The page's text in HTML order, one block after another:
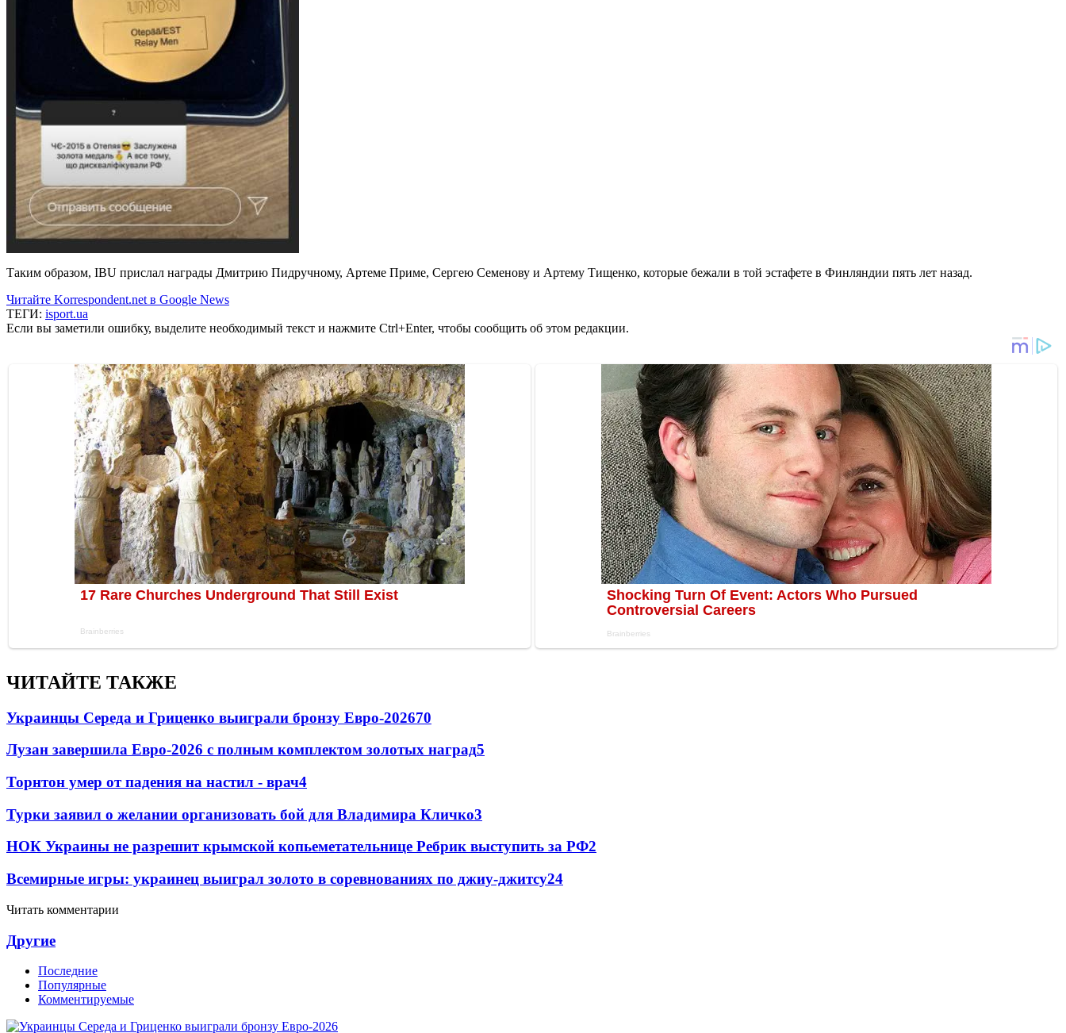
Таким образом, IBU прислал награды Дмитрию Пидручному, Артеме Приме, Сергею Семенову и Артему Тищенко, которые бежали в той эстафете в Финляндии пять лет назад.
Читайте Korrespondent.net в Google News
ТЕГИ: isport.ua
Если вы заметили ошибку, выделите необходимый текст и нажмите Ctrl+Enter, чтобы сообщить об этом редакции.
ЧИТАЙТЕ ТАКЖЕ
Украинцы Середа и Гриценко выиграли бронзу Евро-202670
Лузан завершила Евро-2026 с полным комплектом золотых наград5
Торнтон умер от падения на настил - врач4
Турки заявил о желании организовать бой для Владимира Кличко3
НОК Украины не разрешит крымской копьеметательнице Ребрик выступить за РФ2
Всемирные игры: украинец выиграл золото в соревнованиях по джиу-джитсу24
Читать комментарии
Другие
Последние
Популярные
Комментируемые